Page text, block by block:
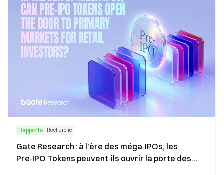
Rapports Recherche
Gate Research : à l’ère des méga‑IPOs, les
Pre‑IPO Tokens peuvent‑ils ouvrir la porte des